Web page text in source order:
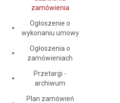
zamówienia
Ogłoszenie o
wykonaniu umowy
Ogłoszenia o
zamówieniach
Przetargi -
archiwum
Plan zamówień